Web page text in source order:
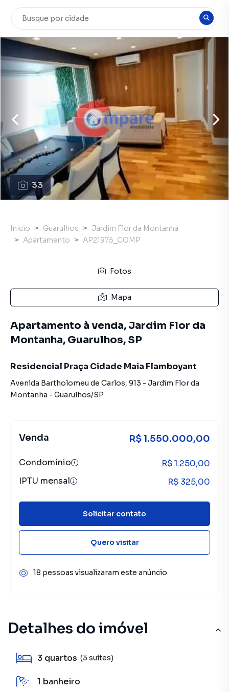
33
Detalhes do imóvel
3 quartos (3 suítes)
1 banheiro
Início Guarulhos
Jardim Flor da Montanha
Apartamento
AP21975_COMP
Fotos
Mapa
Apartamento à venda, Jardim Flor da
Montanha, Guarulhos, SP
Residencial Praça Cidade Maia Flamboyant
Avenida Bartholomeu de Carlos, 913 - Jardim Flor da
Montanha - Guarulhos/SP
Venda R$ 1.550.000,00
Condomínio
R$ 1.250,00
IPTU mensal
R$ 325,00
Solicitar contato
Quero visitar
18 pessoas visualizaram este anúncio